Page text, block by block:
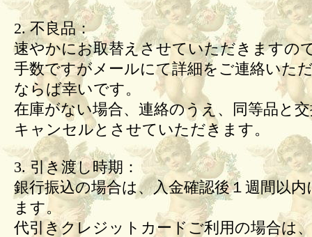
2. 不良品：
速やかにお取替えさせていただきますの
手数ですがメールにて詳細をご連絡いた
ならば幸いです。
在庫がない場合、連絡のうえ、同等品と
キャンセルとさせていただきます。
3. 引き渡し時期：
銀行振込の場合は、入金確認後１週間以内
ます。
代引きクレジットカードご利用の場合は